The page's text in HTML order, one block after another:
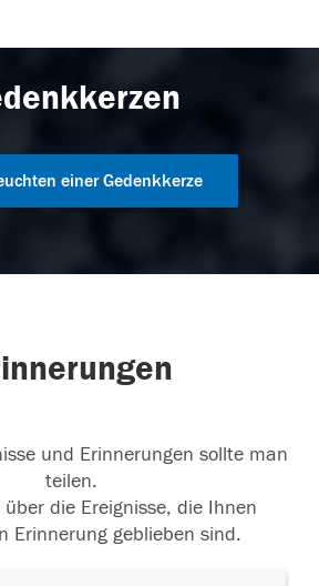
einer Gedenkkerze
und Erinnerungen sollte man
teilen.
über die Ereignisse, die Ihnen
Erinnerung geblieben sind.